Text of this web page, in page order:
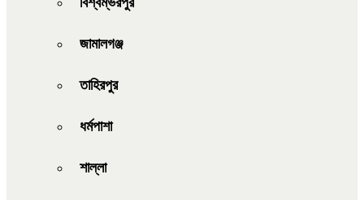
জামালগঞ্জ
তাহিরপুর
ধর্মপাশা
শাল্লা